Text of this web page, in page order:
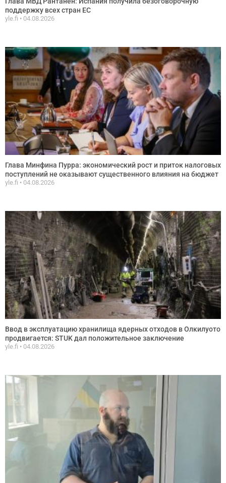
поддержку всех стран ЕС
yle.fi 04.08.2026
Глава Минфина Пурра: экономический рост и приток налоговых
поступлений не оказывают существенного влияния на бюджет
yle.fi 04.08.2026
Ввод в эксплуатацию хранилища ядерных отходов в Олкилуото
продвигается: STUK дал положительное заключение
yle.fi 04.08.2026